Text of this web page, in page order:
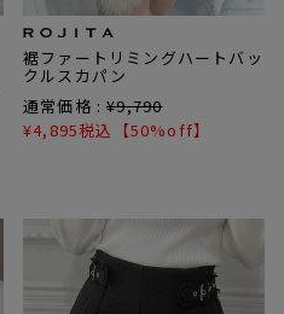
裾ファートリミングハートバッ
クルスカパン
通常価格 : ¥9,790
¥4,895税込 【50%off】